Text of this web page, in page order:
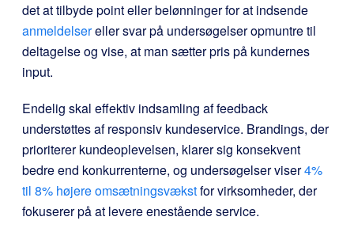
det at tilbyde point eller belønninger for at indsende
anmeldelsereller svar på undersøgelser opmuntre til
deltagelse og vise, at man sætter pris på kundernes
input.
Endelig skal effektiv indsamling af feedback
understøttes af responsiv kundeservice. Brandings, der
prioriterer kundeoplevelsen, klarer sig konsekvent
bedre end konkurrenterne, og undersøgelser viser4%
til 8% højere omsætningsvækstfor virksomheder, der
fokuserer på at levere enestående service.